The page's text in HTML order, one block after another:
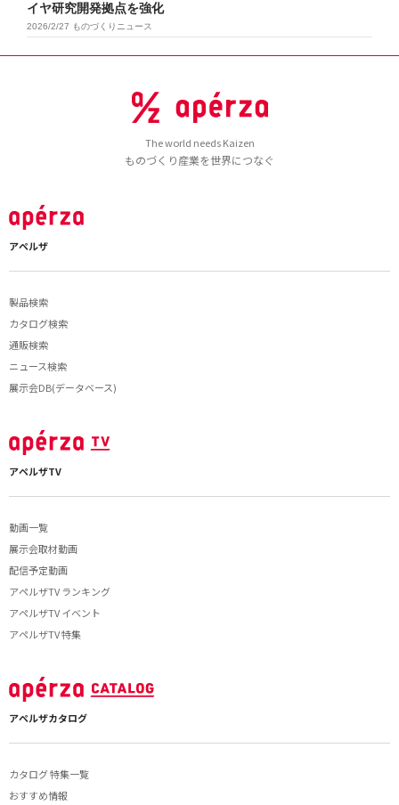
イヤ研究開発拠点を強化
2026/2/27 ものづくりニュース
The world needs Kaizen
ものづくり産業を世界につなぐ
アペルザ
製品検索
カタログ検索
通販検索
ニュース検索
展示会DB(データベース)
アペルザTV
動画一覧
展示会取材動画
配信予定動画
アペルザTV ランキング
アペルザTV イベント
アペルザTV 特集
アペルザカタログ
カタログ 特集一覧
おすすめ情報